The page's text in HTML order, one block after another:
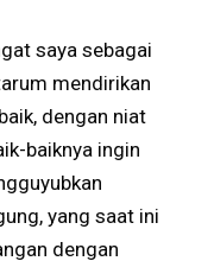
saya sebagai
mendirikan
dengan niat
baiknya ingin
yang saat ini
dengan